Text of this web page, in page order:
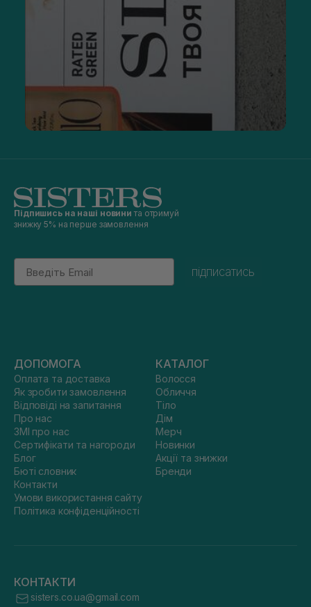
Підпишись на наші новини та отримуй
знижку 5% на перше замовлення
Email
підписатись
ДОПОМОГА
Оплата та доставка
Як зробити замовлення
Відповіді на запитання
Про нас
ЗМІ про нас
Сертифікати та нагороди
Блог
Бюті словник
Контакти
Умови використання сайту
Політика конфіденційності
КАТАЛОГ
Волосся
Обличчя
Тіло
Дім
Мерч
Новинки
Акції та знижки
Бренди
КОНТАКТИ
sisters.co.ua@gmail.com